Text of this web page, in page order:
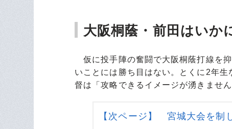
大阪桐蔭・前田はいか
仮に投手陣の奮闘で大阪桐蔭打線を
いことには勝ち目はない。とくに2年
督は「攻略できるイメージが湧きません
【次ページ】 宮城大会を制